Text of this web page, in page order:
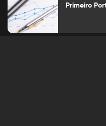
Primeiro